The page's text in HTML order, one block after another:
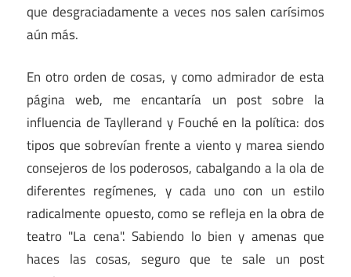
que desgraciadamente a veces nos salen carísimos
aún más.
En otro orden de cosas, y como admirador de esta
página web, me encantaría un post sobre la
influencia de Tayllerand y Fouché en la política: dos
tipos que sobrevían frente a viento y marea siendo
consejeros de los poderosos, cabalgando a la ola de
diferentes regímenes, y cada uno con un estilo
radicalmente opuesto, como se refleja en la obra de
teatro "La cena". Sabiendo lo bien y amenas que
haces las cosas, seguro que te sale un post